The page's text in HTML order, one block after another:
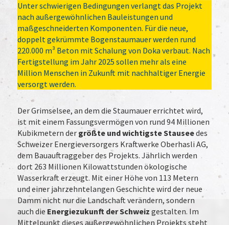
Unter schwierigen Bedingungen verlangt das Projekt
nach außergewöhnlichen Bauleistungen und
maßgeschneiderten Komponenten. Für die neue,
doppelt gekrümmte Bogenstaumauer werden rund
220.000 m³ Beton mit Schalung von Doka verbaut. Nach
Fertigstellung im Jahr 2025 sollen mehr als eine
Million Menschen in Zukunft mit nachhaltiger Energie
versorgt werden.
Der Grimselsee, an dem die Staumauer errichtet wird,
ist mit einem Fassungsvermögen von rund 94 Millionen
Kubikmetern dergrößte und wichtigste Stauseedes
Schweizer Energieversorgers Kraftwerke Oberhasli AG,
dem Bauauftraggeber des Projekts. Jährlich werden
dort 263 Millionen Kilowattstunden ökologische
Wasserkraft erzeugt. Mit einer Höhe von 113 Metern
und einer jahrzehntelangen Geschichte wird der neue
Damm nicht nur die Landschaft verändern, sondern
auch die Energiezukunft der Schweiz gestalten. Im
Mittelpunkt dieses außergewöhnlichen Projekts steht